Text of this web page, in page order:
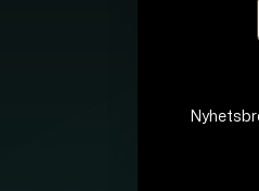
"Jeg er veldig fornøyd med
oppgaver på. De er en meget
med en tilnærming som skaper
Det er handling i stedet for prat."
Fell Technology AS, Waterguard.no